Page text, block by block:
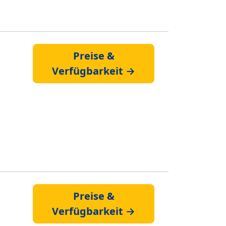
Preise &
Verfügbarkeit →
Preise &
Verfügbarkeit →